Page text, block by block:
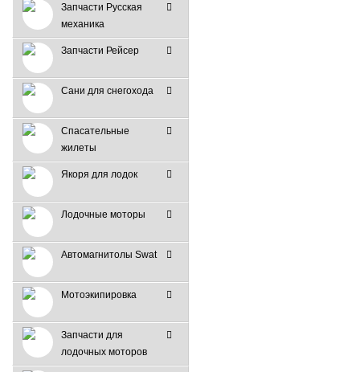
Запчасти Русская
механика
Запчасти Рейсер
Сани для снегохода
Спасательные
жилеты
Якоря для лодок
Лодочные моторы
Автомагнитолы Swat
Мотоэкипировка
Запчасти для
лодочных моторов